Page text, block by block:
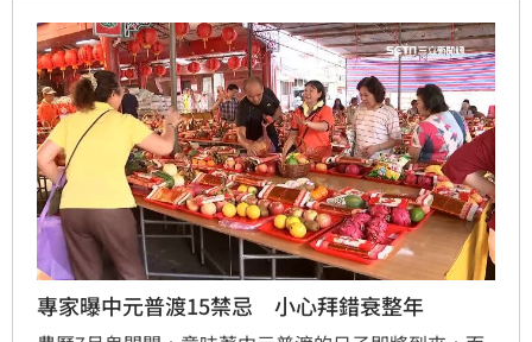
專家曝中元普渡15禁忌 小心拜錯衰整年